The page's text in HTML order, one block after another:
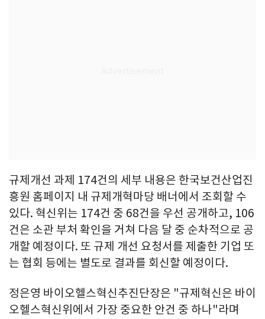
규제개선 과제 174건의 세부 내용은 한국보건산업진
흥원 홈페이지 내 규제개혁마당 배너에서 조회할 수
있다. 혁신위는 174건 중 68건을 우선 공개하고, 106
건은 소관 부처 확인을 거쳐 다음 달 중 순차적으로 공
개할 예정이다. 또 규제 개선 요청서를 제출한 기업 또
는 협회 등에는 별도로 결과를 회신할 예정이다.
정은영 바이오헬스혁신추진단장은 "규제혁신은 바이
오헬스혁신위에서 가장 중요한 안건 중 하나"라며